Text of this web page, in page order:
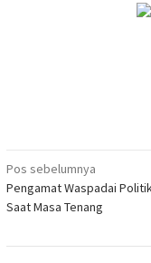
Navigasi
pos
Pos sebelumnya
Pengamat Waspadai
Saat Masa Tenang